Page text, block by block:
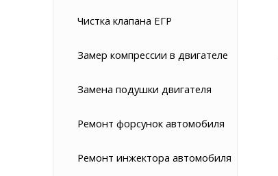
Чистка клапана ЕГР
Замер компрессии в двигателе
Замена подушки двигателя
Ремонт форсунок автомобиля
Ремонт инжектора автомобиля